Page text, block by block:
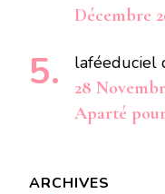
Décembre
laféeduciel
28
Aparté
ARCHIVES